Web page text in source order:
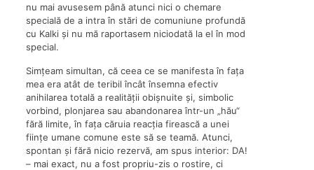
nu mai avusesem până atunci nici o chemare
specială de a intra în stări de comuniune profundă
cu Kalki și nu mă raportasem niciodată la el în mod
special.
Simțeam simultan, că ceea ce se manifesta în fața
mea era atât de teribil încât însemna efectiv
anihilarea totală a realității obișnuite și, simbolic
vorbind, plonjarea sau abandonarea într-un „hău“
fără limite, în fața căruia reacția firească a unei
ființe umane comune este să se teamă. Atunci,
spontan și fără nicio rezervă, am spus interior: DA!
– mai exact, nu a fost propriu-zis o rostire, ci